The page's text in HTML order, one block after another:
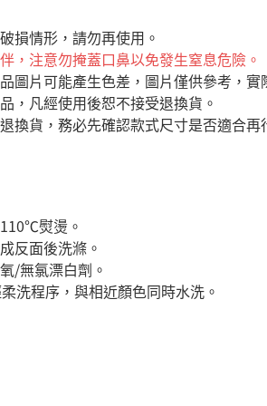
損情形，請勿再使用。
，注意勿掩蓋口鼻以免發生窒息危險。
圖片可能產生色差，圖片僅供參考，
，凡經使用後恕不接受退換貨。
換貨，務必先確認款式尺寸是否適合再
熨燙。
反面後洗滌。
/無氯漂白劑。
洗程序，與相近顏色同時水洗。